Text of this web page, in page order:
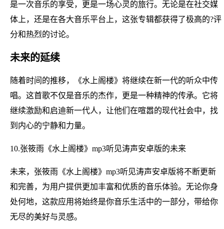
是一次音乐的享受，更是一场心灵的旅行。无论是在社交媒
体上，还是在各大音乐平台上，这张专辑都获得了极高的?评
分和热烈的讨论。
未来的延续
随着时间的推移，《水上阁楼》将继续在新一代的听众中传
唱。这首歌不仅是音乐的杰作，更是一种精神的传承。它将
继续激励和启迪新一代人，让他们在喧嚣的现代社会中，找
到内心的宁静和力量。
10.张筱雨《水上阁楼》mp3听见涛声安卓版的未来
未来，张筱雨《水上阁楼》mp3听见涛声安卓版将不断更新
和完善，为用户提供更加丰富和优质的音乐体验。无论你身
处何地，这款应用将始终是你音乐生活中的一部分，带给你
无尽的美好与灵感。